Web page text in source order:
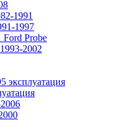
1991
1997
Probe
2002
эксплуатация